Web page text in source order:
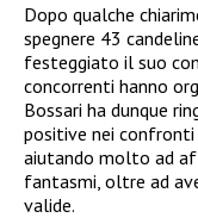
Dopo qualche
spegnere 43
festeggiato il suo
concorrenti hanno
Bossari ha dunque
positive nei confronti
aiutando molto ad
fantasmi, oltre ad
valide.